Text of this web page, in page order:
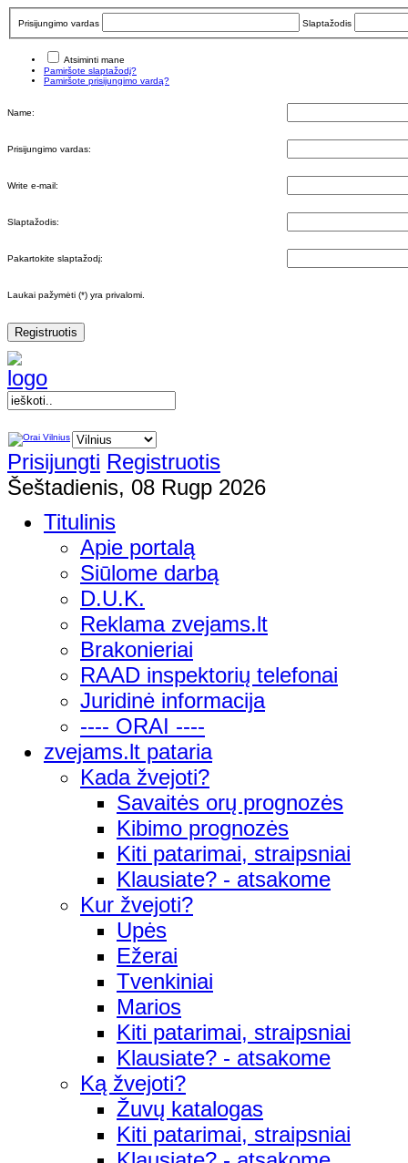
Prisijungimo vardas Slaptažodis
Atsiminti mane
Pamiršote slaptažodį?
Pamiršote prisijungimo vardą?
Name:
Prisijungimo vardas:
Write e-mail:
Slaptažodis:
Pakartokite slaptažodį:
Laukai pažymėti (*) yra privalomi.
Registruotis
Prisijungti Registruotis
Šeštadienis, 08 Rugp 2026
Titulinis
Apie portalą
Siūlome darbą
D.U.K.
Reklama zvejams.lt
Brakonieriai
RAAD inspektorių telefonai
Juridinė informacija
---- ORAI ----
zvejams.lt pataria
Kada žvejoti?
Savaitės orų prognozės
Kibimo prognozės
Kiti patarimai, straipsniai
Klausiate? - atsakome
Kur žvejoti?
Upės
Ežerai
Tvenkiniai
Marios
Kiti patarimai, straipsniai
Klausiate? - atsakome
Ką žvejoti?
Žuvų katalogas
Kiti patarimai, straipsniai